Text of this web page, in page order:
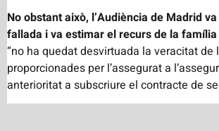
No obstant això, l’Audiència de Madrid
fallada i va estimar el recurs de la família
“no ha quedat desvirtuada la veracitat de
proporcionades per l’assegurat a
anterioritat a subscriure el contracte de